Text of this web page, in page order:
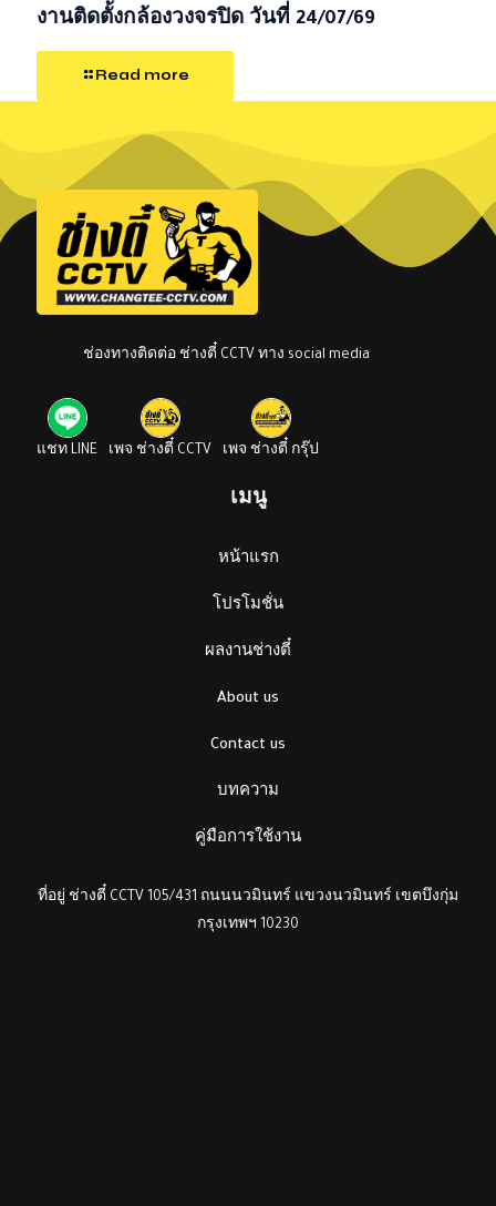
งานติดตั้งกล้องวงจรปิด วันที่ 24/07/69
Read more
ช่องทางติดต่อ ช่างตี๋ CCTV ทาง social media
แชท LINE เพจ ช่างตี๋ CCTV เพจ ช่างตี๋ กรุ๊ป
เมนู
หน้าแรก
โปรโมชั่น
ผลงานช่างตี๋
About us
Contact us
บทความ
คู่มือการใช้งาน
ที่อยู่ ช่างตี๋ CCTV 105/431 ถนนนวมินทร์ แขวงนวมินทร์ เขตบึงกุ่ม
กรุงเทพฯ 10230